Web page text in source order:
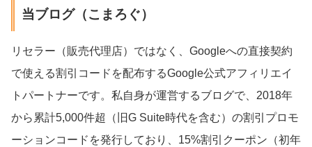
当ブログ（こまろぐ）
リセラー（販売代理店）ではなく、Googleへの直接契約
で使える割引コードを配布するGoogle公式アフィリエイ
トパートナーです。私自身が運営するブログで、2018年
から累計5,000件超（旧G Suite時代を含む）の割引プロモ
ーションコードを発行しており、15%割引クーポン（初年